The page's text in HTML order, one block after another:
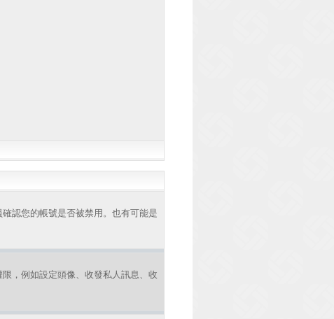
認您的帳號是否被禁用。也有可能是
，例如設定頭像、收發私人訊息、收